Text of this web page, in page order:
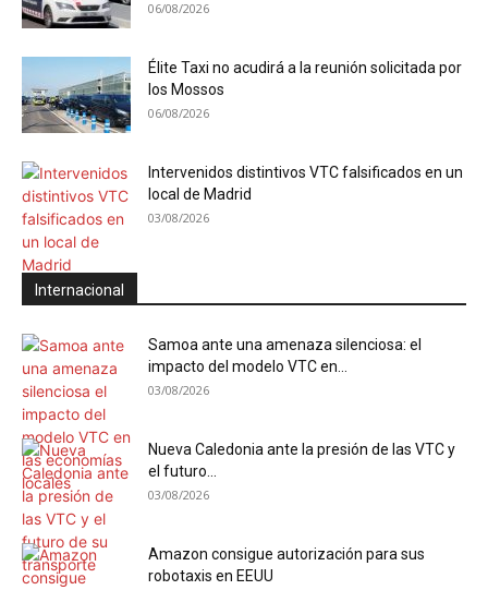
06/08/2026
Élite Taxi no acudirá a la reunión solicitada por
los Mossos
06/08/2026
Intervenidos distintivos VTC falsificados en un
local de Madrid
03/08/2026
Internacional
Samoa ante una amenaza silenciosa: el
impacto del modelo VTC en...
03/08/2026
Nueva Caledonia ante la presión de las VTC y
el futuro...
03/08/2026
Amazon consigue autorización para sus
robotaxis en EEUU